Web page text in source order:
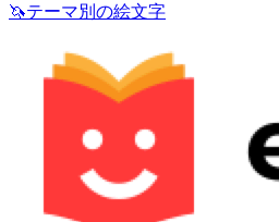
🦄テーマ別の絵文字